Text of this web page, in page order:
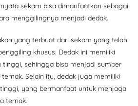
sekam bisa dimanfaatkan sebagai
menggilingnya menjadi dedak.
yang terbuat dari sekam yang telah
khusus. Dedak ini memiliki
tinggi, sehingga bisa menjadi sumber
Selain itu, dedak juga memiliki
yang bermanfaat untuk menjaga
ternak.